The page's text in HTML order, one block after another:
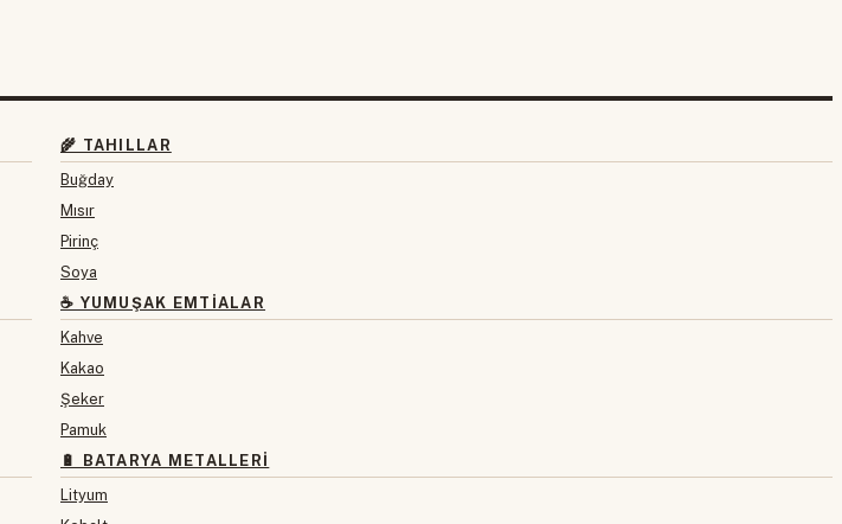
🌾 TAHILLAR
Buğday
Mısır
Pirinç
Soya
☕ YUMUŞAK EMTIALAR
Kahve
Kakao
Şeker
Pamuk
🔋 BATARYA METALLERI
Lityum